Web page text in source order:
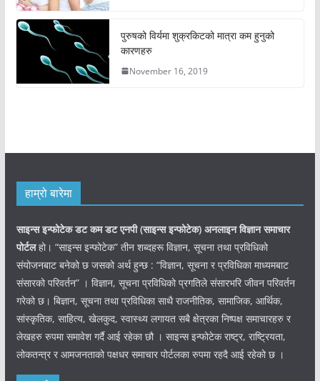
पुरुषको विर्यमा शुक्रकिटको मात्रा कम हुनुको
कारणहरु
November 16, 2019
हाम्रो बारेमा
साइन्स इन्फोटेक डट कम डट एनपी (साइन्सइन्फोटेक) अनलाइन विज्ञान समाचार
पोर्टलहो। “साइन्स इन्फोटेक” तीन शब्दहरू विज्ञान, सूचना तथा प्रविधिको
संयोजनबाट बनेको छ जसको अर्थ हुन्छ : “विज्ञान, सूचना र प्रविधिका माध्यमबाट
संसारको परिवर्तन” । विज्ञान, सूचना प्रविधिको प्रगतिले संसारभरि जीवन परिवर्तन
गरेको छ। बिज्ञान, सूचना तथा प्रविधिका साथै राजनीतिक, सामाजिक, आर्थिक,
सांस्कृतिक, साहित्य, खेलकुद, स्वास्थ्य लगायत सबै क्षेत्रका निष्पक्ष समाचारहरु र
लेखहरु रुपमा समावेश गर्दै आई रहेका छौ । साइन्स इन्फोटेक राष्ट्र, राष्ट्रियता,
लोकतन्त्र र आमजनताको पक्षधर समाचार पोर्टलका रुपमा रहदै आई रहेको छ ।